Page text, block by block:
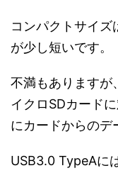
コンパクトサイ
が少し短いです。
不満もありますが
イクロSDカード
にカードからのデ
USB3.0 TypeAに